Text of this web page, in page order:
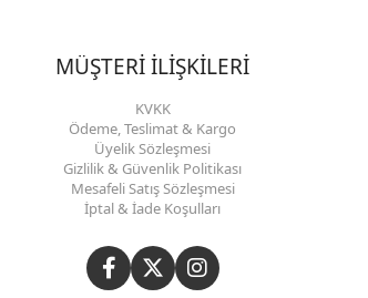
MÜŞTERİ İLİŞKİLERİ
KVKK
Ödeme, Teslimat & Kargo
Üyelik Sözleşmesi
Gizlilik & Güvenlik Politikası
Mesafeli Satış Sözleşmesi
İptal & İade Koşulları